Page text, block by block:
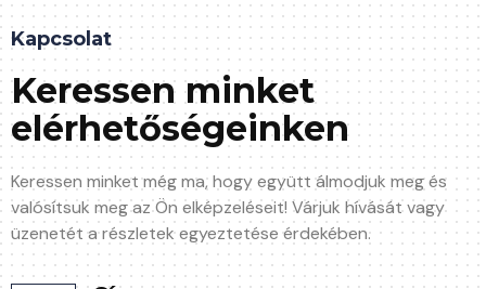
Kapcsolat
Keressen minket
elérhetőségeinken
Keressen minket még ma, hogy együtt álmodjuk meg és
valósítsuk meg az Ön elképzeléseit! Várjuk hívását vagy
üzenetét a részletek egyeztetése érdekében.